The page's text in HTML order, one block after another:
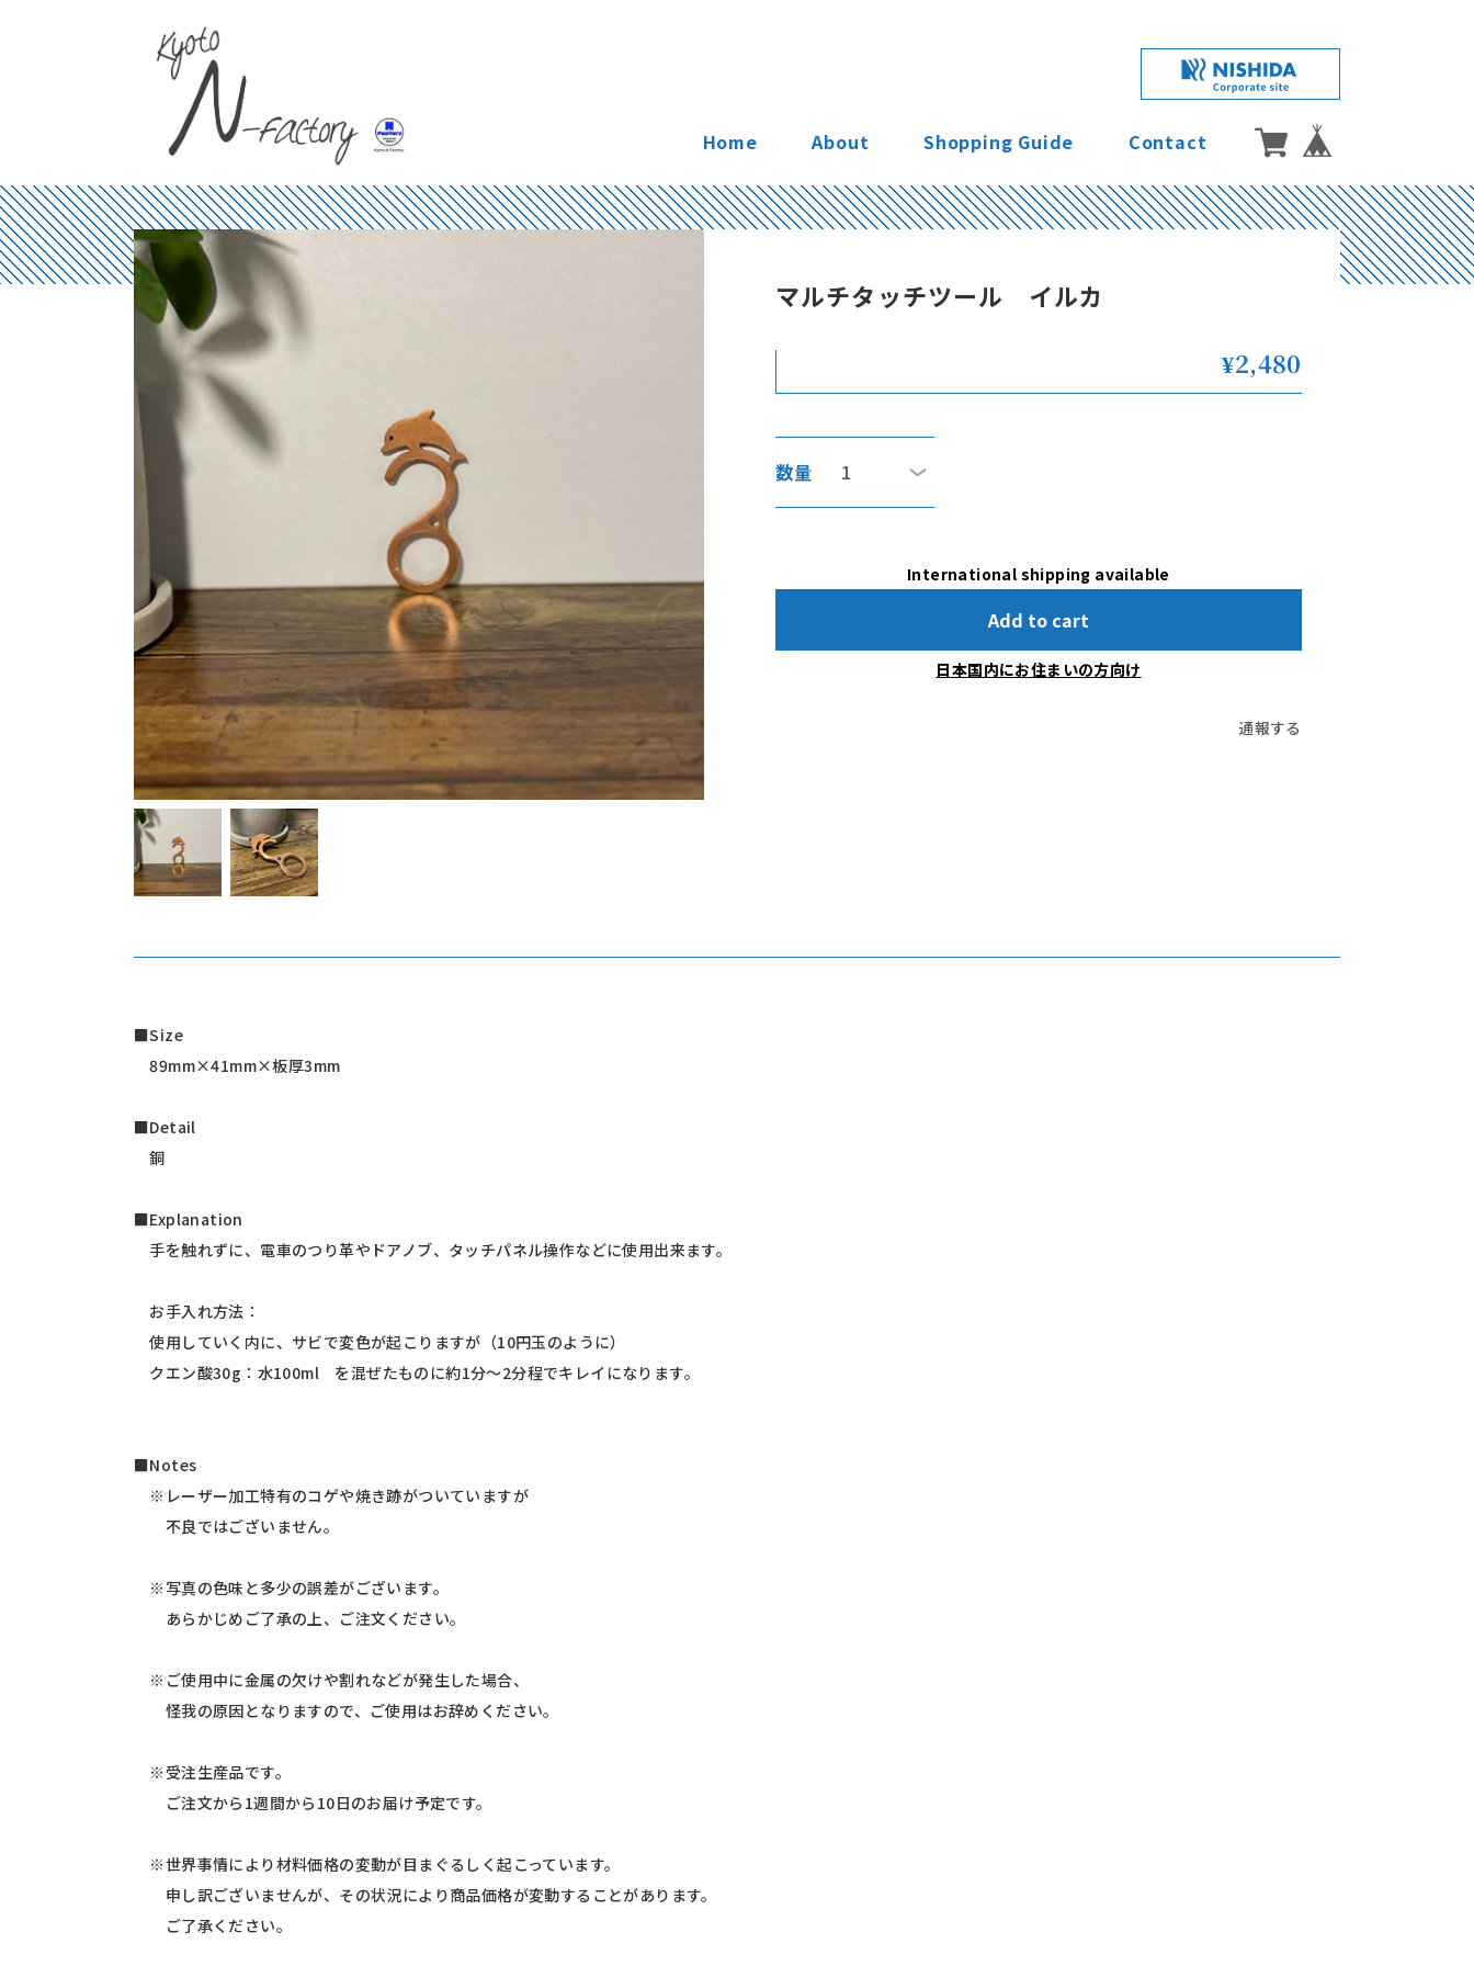
Home About Shopping Guide Contact
マルチタッチツール イルカ
¥2,480
数量
International shipping available
Add to cart
日本国内にお住まいの方向け
通報する
■Size
89mm×41mm×板厚3mm
■Detail
銅
■Explanation
手を触れずに、電車のつり革やドアノブ、タッチパネル操作などに使用出来ます。
お手入れ方法：
使用していく内に、サビで変色が起こりますが（10円玉のように）
クエン酸30g：水100ml を混ぜたものに約1分～2分程でキレイになります。
■Notes
※レーザー加工特有のコゲや焼き跡がついていますが
不良ではございません。
※写真の色味と多少の誤差がございます。
あらかじめご了承の上、ご注文ください。
※ご使用中に金属の欠けや割れなどが発生した場合、
怪我の原因となりますので、ご使用はお辞めください。
※受注生産品です。
ご注文から1週間から10日のお届け予定です。
※世界事情により材料価格の変動が目まぐるしく起こっています。
申し訳ございませんが、その状況により商品価格が変動することがあります。
ご了承ください。